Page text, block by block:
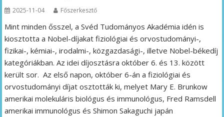
2025-11-04 Főszerkesztő
Mint minden ősszel, a Svéd Tudományos Akadémia idén is
kiosztotta a Nobel-díjakat fiziológiai és orvostudományi-,
fizikai-, kémiai-, irodalmi-, közgazdasági-, illetve Nobel-békedíj
kategóriákban. Az idei díjosztásra október 6. és 13. között
került sor. Az első napon, október 6-án a fiziológiai és
orvostudományi díjat osztották ki, melyet Mary E. Brunkow
amerikai molekuláris biológus és immunológus, Fred Ramsdell
amerikai immunológus és Shimon Sakaguchi japán